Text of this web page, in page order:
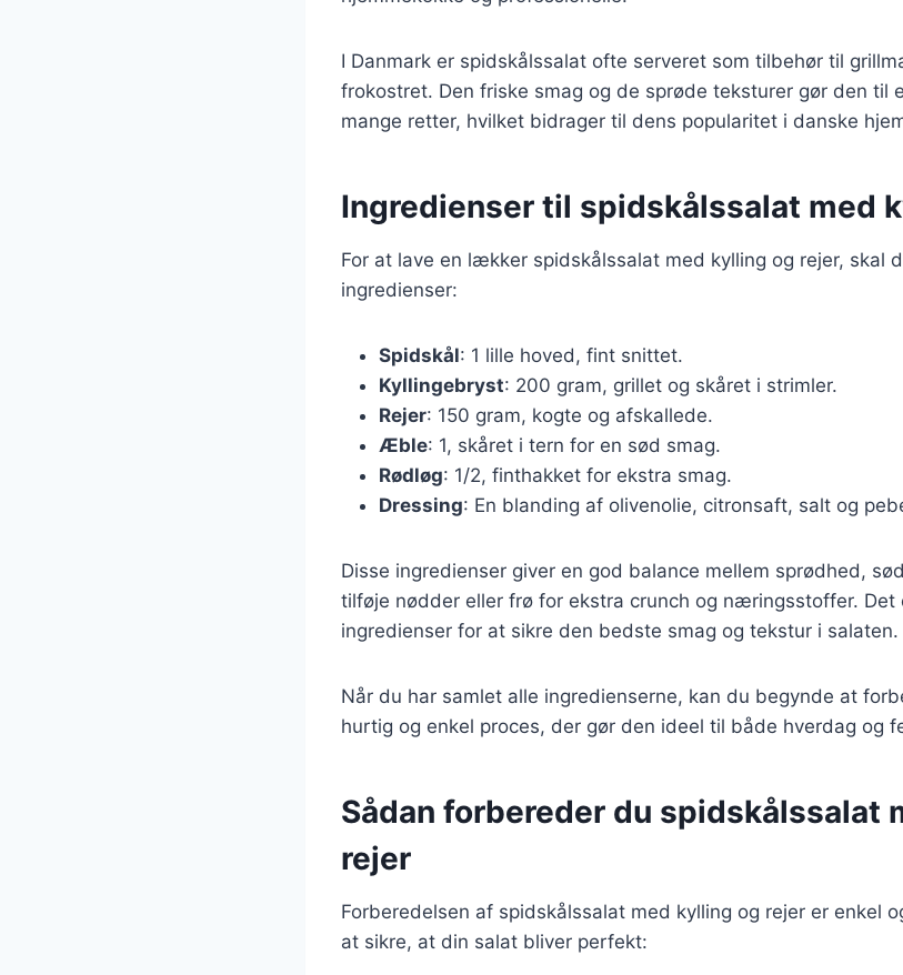
I Danmark er spidskålssalat ofte serveret som tilbehør til
frokostret. Den friske smag og de sprøde teksturer gør den til
mange retter, hvilket bidrager til dens popularitet i danske
Ingredienser til spidskålssalat med
For at lave en lækker spidskålssalat med kylling og rejer, skal
ingredienser:
Spidskål: 1 lille hoved, fint snittet.
Kyllingebryst: 200 gram, grillet og skåret i strimler.
Rejer: 150 gram, kogte og afskallede.
Æble: 1, skåret i tern for en sød smag.
Rødløg: 1/2, finthakket for ekstra smag.
Dressing: En blanding af olivenolie, citronsaft, salt og
Disse ingredienser giver en god balance mellem sprødhed,
tilføje nødder eller frø for ekstra crunch og næringsstoffer.
ingredienser for at sikre den bedste smag og tekstur i salaten.
Når du har samlet alle ingredienserne, kan du begynde at
hurtig og enkel proces, der gør den ideel til både hverdag og
Sådan forbereder du spidskålssalat
rejer
Forberedelsen af spidskålssalat med kylling og rejer er enkel
at sikre, at din salat bliver perfekt: